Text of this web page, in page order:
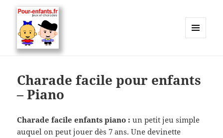
devinettes, pour enfants.
Charade facile pour enfants
– Piano
Charade facile enfants piano : un petit jeu simple
auquel on peut jouer dès 7 ans. Une devinette